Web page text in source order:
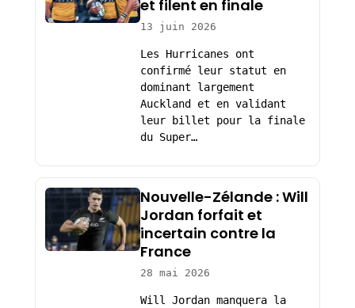
et filent en finale
13 juin 2026
Les Hurricanes ont
confirmé leur statut en
dominant largement
Auckland et en validant
leur billet pour la finale
du Super…
Nouvelle-Zélande : Will
Jordan forfait et
incertain contre la
France
28 mai 2026
Will Jordan manquera la